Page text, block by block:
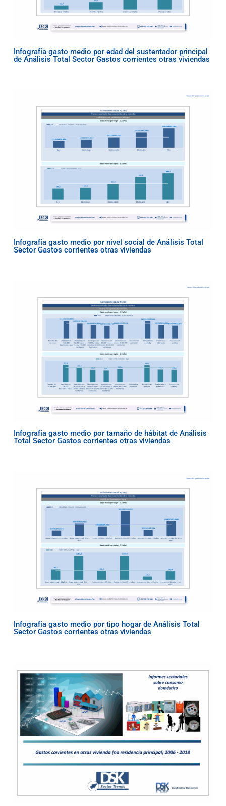
Infografía gasto medio por edad del sustentador principal
de Análisis Total Sector Gastos corrientes otras viviendas
Infografía gasto medio por nivel social de Análisis Total
Sector Gastos corrientes otras viviendas
Infografía gasto medio por tamaño de hábitat de Análisis
Total Sector Gastos corrientes otras viviendas
Infografía gasto medio por tipo hogar de Análisis Total
Sector Gastos corrientes otras viviendas